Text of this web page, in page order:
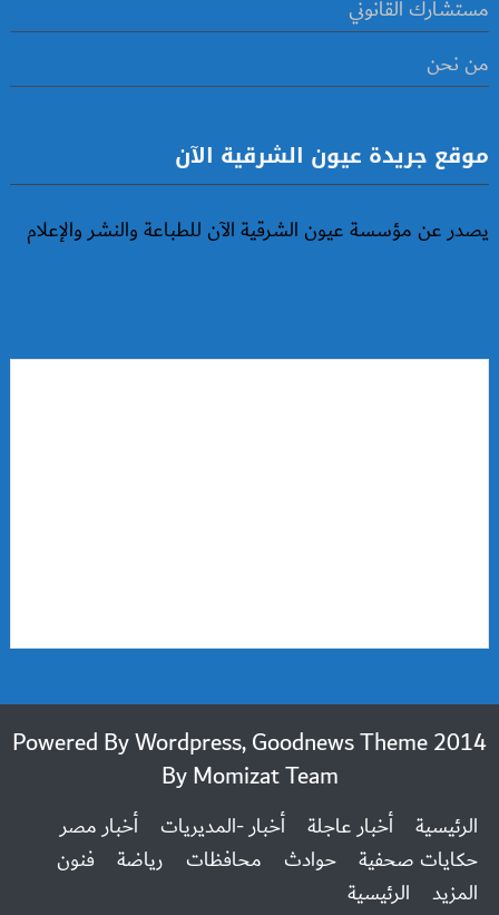
مستشارك القانوني
من نحن
موقع جريدة عيون الشرقية الآن
يصدر عن مؤسسة عيون الشرقية الآن للطباعة والنشر والإعلام
2014 Powered By Wordpress, Goodnews Theme
ByMomizat Team
الرئيسية أخبار عاجلة أخبار -المديريات
أخبار مصر
حكايات صحفية
حوادث محافظات رياضة
فنون
المزيد
الرئيسية